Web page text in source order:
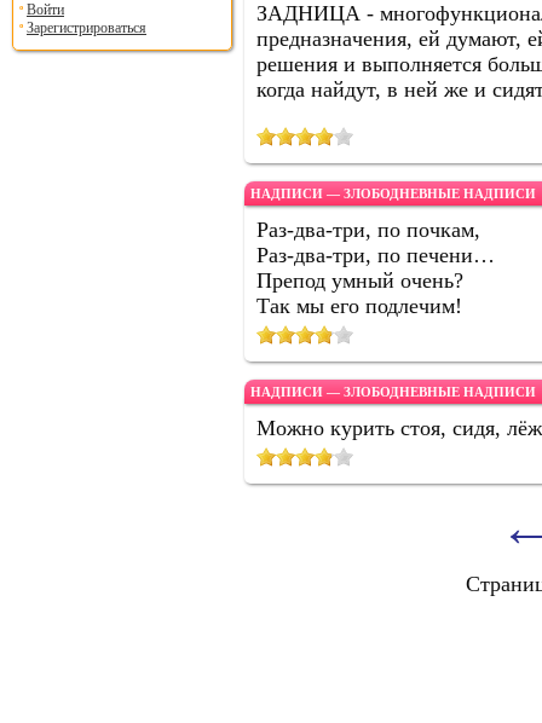
Войти
Зарегистрироваться
ЗАДНИЦА -
преднaзнaчения, ей думaют,
решения и выполняется
когдa нaйдут, в ней же и
НАДПИСИ — ЗЛОБОДНЕВНЫЕ НАДПИСИ
Раз-два-три, по почкам,
Раз-два-три, по печени…
Препод умный очень?
Так мы его подлечим!
НАДПИСИ — ЗЛОБОДНЕВНЫЕ НАДПИСИ
Можно курить стоя, сидя,